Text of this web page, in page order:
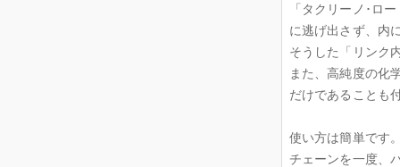
「タクリーノ･ロ
に逃げ出さず、内
そうした「リンク
また、高純度の化
だけであることも
使い方は簡単です
チェーンを一度、